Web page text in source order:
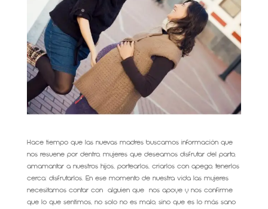
Hace tiempo que las nuevas madres buscamos información que
nos resuene por dentro, mujeres que deseamos disfrutar del parto,
amamantar a nuestros hijos, portearlos, criarlos con apego, tenerlos
cerca: disfrutarlos. En ese momento de nuestra vida las mujeres
necesitamos contar con alguien que nos apoye y nos confirme
que lo que sentimos, no solo no es malo, sino que es lo más sano